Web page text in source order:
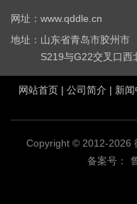
网址：www.qddle.cn
地址：山东省青岛市胶州市
S219与G22交叉口西
网站首页 | 公司简介 | 新
Copyright © 2012-2026
备案号：